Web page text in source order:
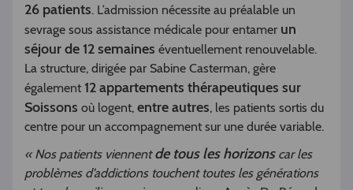
26 patients. L’admission nécessite au préalable un
sevrage sous assistance médicale pour entamer un
séjour de 12 semaines éventuellement renouvelable.
La structure, dirigée par Sabine Casterman, gère
également 12 appartements thérapeutiques sur
Soissons où logent, entre autres, les patients sortis du
centre pour un accompagnement sur une durée variable.
« Nos patients viennentde tous les horizonscar les
problèmes d’addictions touchent toutes les générations